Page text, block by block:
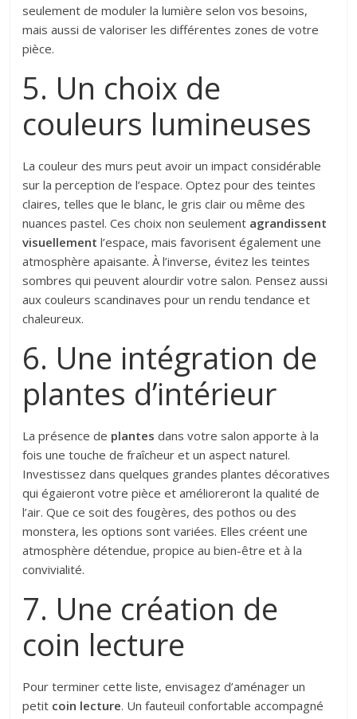
seulement de moduler la lumière selon vos besoins,
mais aussi de valoriser les différentes zones de votre
pièce.
5. Un choix de
couleurs lumineuses
La couleur des murs peut avoir un impact considérable
sur la perception de l’espace. Optez pour des teintes
claires, telles que le blanc, le gris clair ou même des
nuances pastel. Ces choix non seulement agrandissent
visuellement l’espace, mais favorisent également une
atmosphère apaisante. À l’inverse, évitez les teintes
sombres qui peuvent alourdir votre salon. Pensez aussi
aux couleurs scandinaves pour un rendu tendance et
chaleureux.
6. Une intégration de
plantes d’intérieur
La présence de plantes dans votre salon apporte à la
fois une touche de fraîcheur et un aspect naturel.
Investissez dans quelques grandes plantes décoratives
qui égaieront votre pièce et amélioreront la qualité de
l’air. Que ce soit des fougères, des pothos ou des
monstera, les options sont variées. Elles créent une
atmosphère détendue, propice au bien-être et à la
convivialité.
7. Une création de
coin lecture
Pour terminer cette liste, envisagez d’aménager un
petit coin lecture. Un fauteuil confortable accompagné